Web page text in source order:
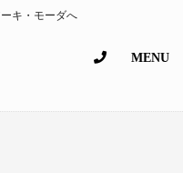
キ・モーダへ
MENU